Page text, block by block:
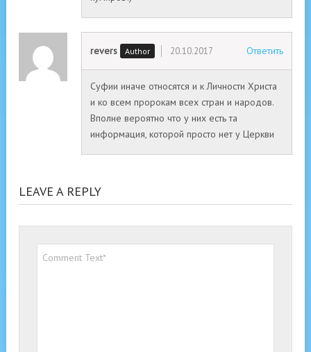
revers 20.10.2017 Ответить
Суфии иначе относятся и к Личности Христа
и ко всем пророкам всех стран и народов.
Вполне вероятно что у них есть та
информация, которой просто нет у Церкви
LEAVE A REPLY